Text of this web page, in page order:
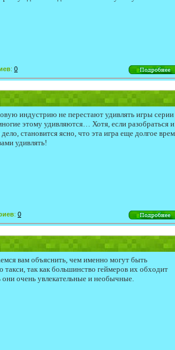
: 0
индустрию не перестают удивлять игры серии
этому удивляются… Хотя, если разобраться и
становится ясно, что эта игра еще долгое
удивлять!
: 0
вам объяснить, чем именно могут быть
такси, так как большинство геймеров их обходит
они очень увлекательные и необычные.